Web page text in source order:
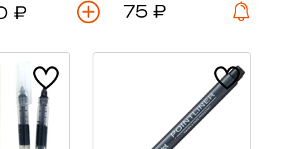
₽ 75 ₽